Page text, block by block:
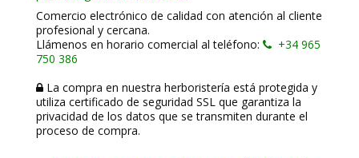
Comercio electrónico de calidad con atención al cliente
profesional y cercana.
Llámenos en horario comercial al teléfono:
+34 965
750 386
La compra en nuestra herboristería está protegida y
utiliza certificado de seguridad SSL que garantiza la
privacidad de los datos que se transmiten durante el
proceso de compra.